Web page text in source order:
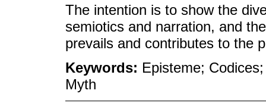
The intention is to show the
semiotics and narration, and
prevails and contributes to the
Keywords: Episteme;
Myth